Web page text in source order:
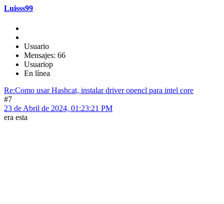
Luisss99
Usuario
Mensajes: 66
Usuariop
En línea
Re:Como usar Hashcat, instalar driver opencl para intel core
#7
23 de Abril de 2024, 01:23:21 PM
era esta